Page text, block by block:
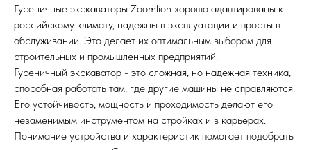
Гусеничные экскаваторы Zoomlion хорошо адаптированы к
российскому климату, надежны в эксплуатации и просты в
обслуживании. Это делает их оптимальным выбором для
строительных и промышленных предприятий.
Гусеничный экскаватор - это сложная, но надежная техника,
способная работать там, где другие машины не справляются.
Его устойчивость, мощность и проходимость делают его
незаменимым инструментом на стройках и в карьерах.
Понимание устройства и характеристик помогает подобрать